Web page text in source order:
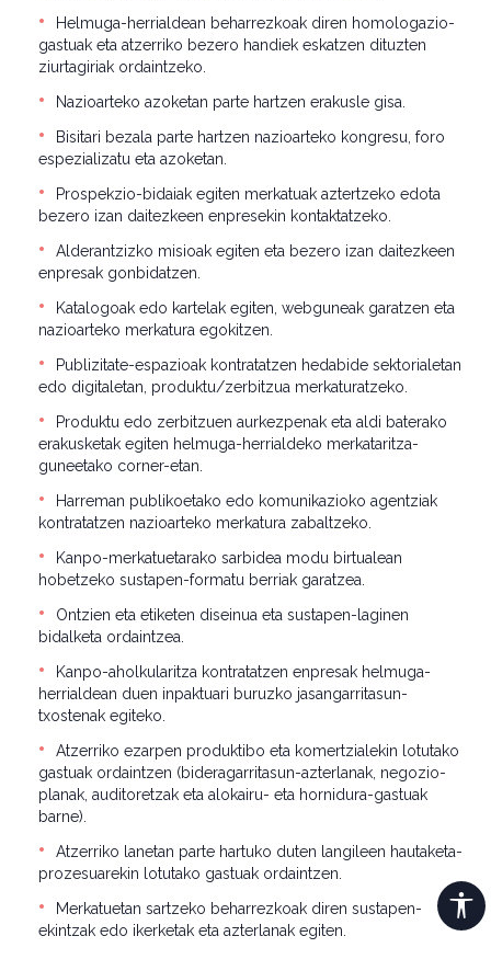
Helmuga-herrialdean beharrezkoak diren homologazio-
gastuak eta atzerriko bezero handiek eskatzen dituzten
ziurtagiriak ordaintzeko.
Nazioarteko azoketan parte hartzen erakusle gisa.
Bisitari bezala parte hartzen nazioarteko kongresu, foro
espezializatu eta azoketan.
Prospekzio-bidaiak egiten merkatuak aztertzeko edota
bezero izan daitezkeen enpresekin kontaktatzeko.
Alderantzizko misioak egiten eta bezero izan daitezkeen
enpresak gonbidatzen.
Katalogoak edo kartelak egiten, webguneak garatzen eta
nazioarteko merkatura egokitzen.
Publizitate-espazioak kontratatzen hedabide sektorialetan
edo digitaletan, produktu/zerbitzua merkaturatzeko.
Produktu edo zerbitzuen aurkezpenak eta aldi baterako
erakusketak egiten helmuga-herrialdeko merkataritza-
guneetako corner-etan.
Harreman publikoetako edo komunikazioko agentziak
kontratatzen nazioarteko merkatura zabaltzeko.
Kanpo-merkatuetarako sarbidea modu birtualean
hobetzeko sustapen-formatu berriak garatzea.
Ontzien eta etiketen diseinua eta sustapen-laginen
bidalketa ordaintzea.
Kanpo-aholkularitza kontratatzen enpresak helmuga-
herrialdean duen inpaktuari buruzko jasangarritasun-
txostenak egiteko.
Atzerriko ezarpen produktibo eta komertzialekin lotutako
gastuak ordaintzen (bideragarritasun-azterlanak, negozio-
planak, auditoretzak eta alokairu- eta hornidura-gastuak
barne).
Atzerriko lanetan parte hartuko duten langileen hautaketa-
prozesuarekin lotutako gastuak ordaintzen.
Merkatuetan sartzeko beharrezkoak diren sustapen-
ekintzak edo ikerketak eta azterlanak egiten.